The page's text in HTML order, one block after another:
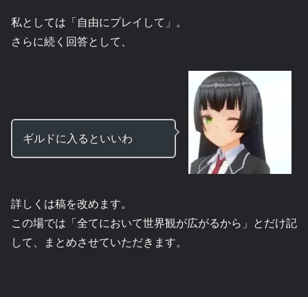
私としては「自由にプレイして」。
さらに続く回答として、
ギルドに入るといいわ
詳しくは稿を改めます。
この場では「全てにおいて世界観が広がるから」とだけ記
して、まとめさせていただきます。